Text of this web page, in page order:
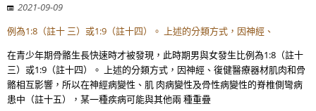
2021-09-09
例為1:8（註十 三）或1:9（註十四）。 上述的分類方式，因神經、
在青少年期骨骼生長快速時才被發現，此時期男與女發生比例為1:8（註十
三）或1:9（註十四）。 上述的分類方式，因神經、復健醫療器材肌肉和骨
骼相互影響，所以在神經病變性、肌 肉病變性及骨性病變性的脊椎側彎病
患中（註十五），某一種疾病可能與其他兩 種重疊